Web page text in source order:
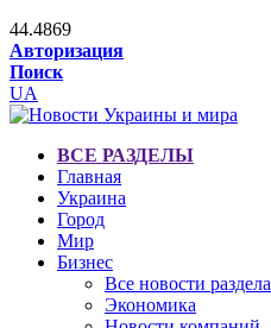
44.4869
Авторизация
Поиск
UA
ВСЕ РАЗДЕЛЫ
Главная
Украина
Город
Мир
Бизнес
Все новости раздела
Экономика